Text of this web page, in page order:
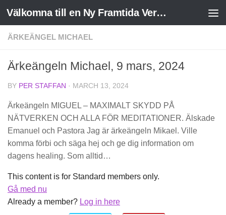
Skip to content Välkomna till en Ny Framtida Verklighet
ÄRKEÄNGEL MICHAEL
Ärkeängeln Michael, 9 mars, 2024
BY PER STAFFAN · MARCH 13, 2024
Ärkeängeln MIGUEL – MAXIMALT SKYDD PÅ
NÄTVERKEN OCH ALLA FÖR MEDITATIONER. Älskade
Emanuel och Pastora Jag är ärkeängeln Mikael. Ville
komma förbi och säga hej och ge dig information om
dagens healing. Som alltid…
This content is for Standard members only.
Gå med nu
Already a member? Log in here